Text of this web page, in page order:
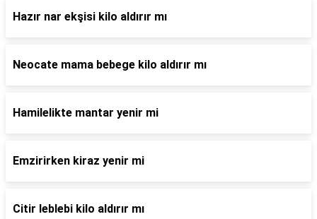
Hazır nar ekşisi kilo aldırır mı
Neocate mama bebege kilo aldırır mı
Hamilelikte mantar yenir mi
Emzirirken kiraz yenir mi
Citir leblebi kilo aldırır mı